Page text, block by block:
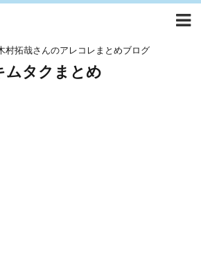
村拓哉さんのアレコレまとめブログ
ムタクまとめ